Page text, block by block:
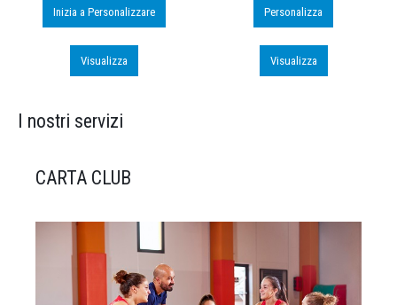
Inizia a Personalizzare
Visualizza
Personalizza
Visualizza
I nostri servizi
CARTA CLUB